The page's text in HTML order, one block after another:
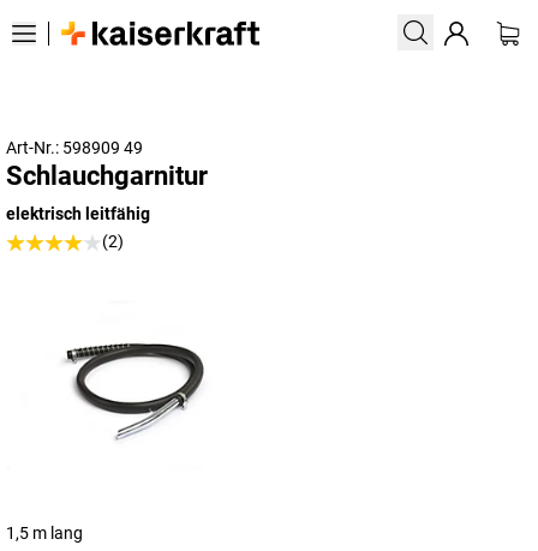
Art-Nr.: 598909 49
Schlauchgarnitur
elektrisch leitfähig
(2)
1,5 m lang